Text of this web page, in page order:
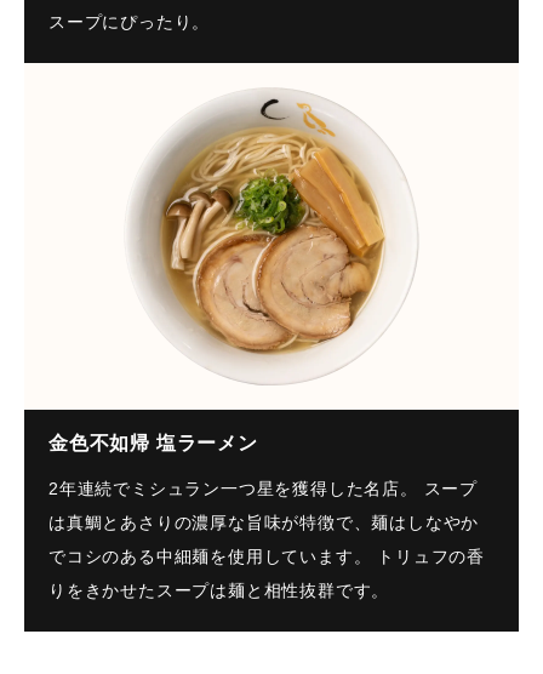
スープにぴったり。
金色不如帰 塩ラーメン
2年連続でミシュラン一つ星を獲得した名店。 スープ
は真鯛とあさりの濃厚な旨味が特徴で、麺はしなやか
でコシのある中細麺を使用しています。 トリュフの香
りをきかせたスープは麺と相性抜群です。